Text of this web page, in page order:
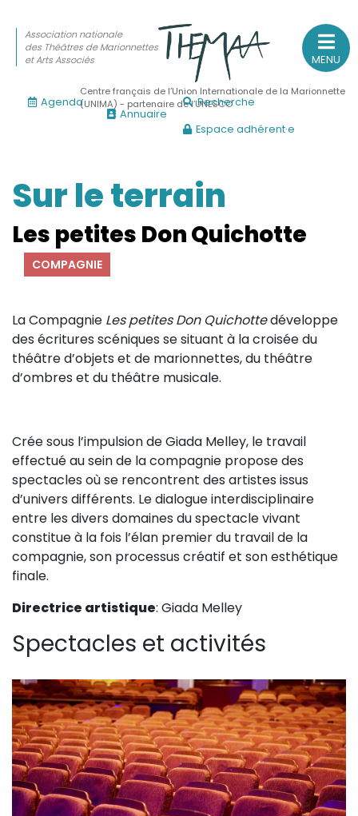
Sur le feu
(Actualités, annonces, vie professionnelle)
Sur le vif
Sur le fond
(Fonctionnement, gouvernance, groupes de travail,
Sur le terrain
Sur l’étagère
(Documents, études, publications)
MENU
Association nationale
des Théâtres de Marionnettes
et Arts Associés
Centre français de l’Union Internationale de la Marionnette
(UNIMA) - partenaire de l’UNESCO
Agenda
Annuaire
Recherche
Espace adhérent·e
Sur le terrain
Les petites Don Quichotte
COMPAGNIE
La Compagnie Les petites Don Quichottedéveloppe
des écritures scéniques se situant à la croisée du
théâtre d’objets et de marionnettes, du théâtre
d’ombres et du théâtre musicale.
Crée sous l’impulsion de Giada Melley, le travail
effectué au sein de la compagnie propose des
spectacles où se rencontrent des artistes issus
d’univers différents. Le dialogue interdisciplinaire
entre les divers domaines du spectacle vivant
constitue à la fois l’élan premier du travail de la
compagnie, son processus créatif et son esthétique
finale.
Directrice artistique: Giada Melley
Spectacles et activités